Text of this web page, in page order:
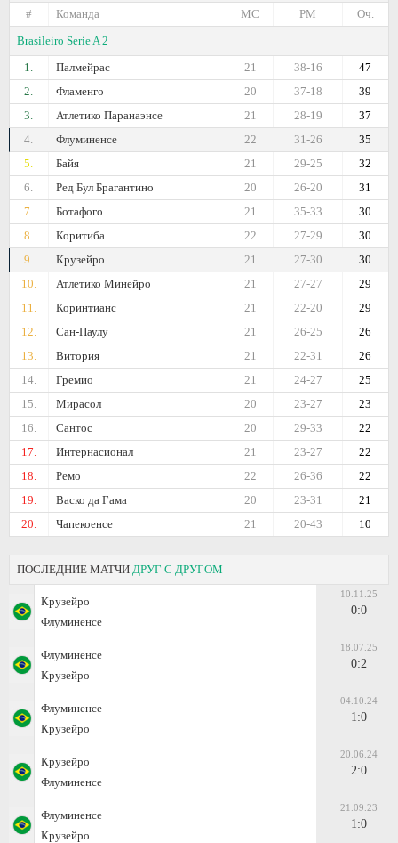
# Команда Оч.
РМ
МС
Brasileiro Serie A 2
1.
Палмейрас 47
38-16
21
2.
Фламенго 39
37-18
20
3.
Атлетико Паранаэнсе 37
28-19
21
4.
Флуминенсе 35
31-26
22
5.
Байя 32
29-25
21
6.
Ред Бул Брагантино 31
26-20
20
7.
Ботафого 30
35-33
21
8.
Коритиба 30
27-29
22
9.
Крузейро 30
27-30
21
10.
Атлетико Минейро 29
27-27
21
11.
Коринтианс 29
22-20
21
12.
Сан-Паулу 26
26-25
21
13.
Витория 26
22-31
21
14.
Гремио 25
24-27
21
15.
Мирасол 23
23-27
20
16.
Сантос 22
29-33
20
17.
Интернасионал 22
23-27
21
18.
Ремо 22
26-36
22
19.
Васко да Гама 21
23-31
20
20.
Чапекоенсе 10
20-43
21
ПОСЛЕДНИЕ МАТЧИ ДРУГ С ДРУГОМ
Крузейро
Флуминенсе
10.11.25
0:0
Флуминенсе
Крузейро
18.07.25
0:2
Флуминенсе
Крузейро
04.10.24
1:0
Крузейро
Флуминенсе
20.06.24
2:0
Флуминенсе
Крузейро
21.09.23
1:0